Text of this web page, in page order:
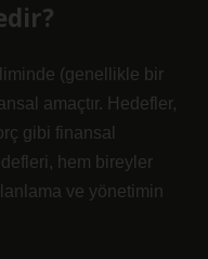
(genellikle bir
amaçtır. Hedefler,
gibi finansal
hem bireyler
ve yönetimin